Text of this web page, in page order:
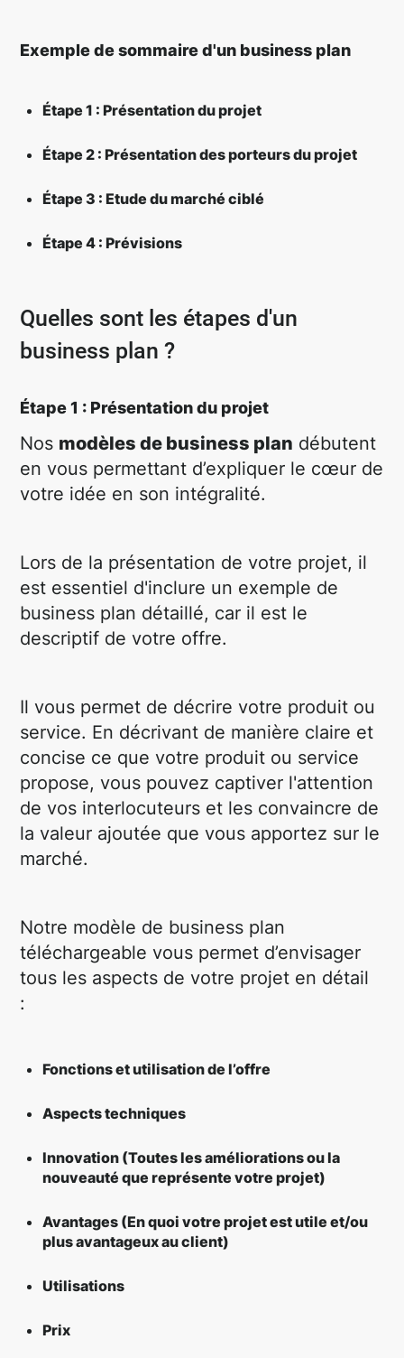
Exemple de sommaire d'un business plan
Étape 1 : Présentation du projet
Étape 2 : Présentation des porteurs du projet
Étape 3 : Etude du marché ciblé
Étape 4 : Prévisions
Quelles sont les étapes d'un
business plan ?
Étape 1 : Présentation du projet
Nos modèles de business plan débutent
en vous permettant d’expliquer le cœur de
votre idée en son intégralité.
Lors de la présentation de votre projet, il
est essentiel d'inclure un exemple de
business plan détaillé, car il est le
descriptif de votre offre.
Il vous permet de décrire votre produit ou
service. En décrivant de manière claire et
concise ce que votre produit ou service
propose, vous pouvez captiver l'attention
de vos interlocuteurs et les convaincre de
la valeur ajoutée que vous apportez sur le
marché.
Notre modèle de business plan
téléchargeable vous permet d’envisager
tous les aspects de votre projet en détail
:
Fonctions et utilisation de l’offre
Aspects techniques
Innovation (Toutes les améliorations ou la
nouveauté que représente votre projet)
Avantages (En quoi votre projet est utile et/ou
plus avantageux au client)
Utilisations
Prix